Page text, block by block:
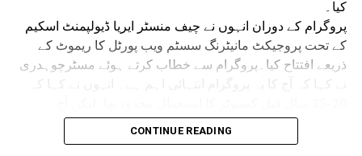
کیا۔
پروگرام کے دوران انہوں نے چیف منسٹر ایریا ڈیولپمنٹ اسکیم
کے تحت پروجیکٹ مانیٹرنگ سسٹم ویب پورٹل کا ریموٹ کے
ذریعے افتتاح کیا۔پروگرام سے خطاب کرتے ہوئے مسٹرچوہدری
مصنوعی ذہانت اور ڈیجیٹل ٹیکنالوجی حکومت، انتظامیہ اور
ترقی کی سب سے بڑی ضرورت بن چکی ہے۔ تمام وزراء،
CONTINUE READING